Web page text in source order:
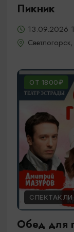
Пикник
13.09.2026
ОТ 1800₽
СПЕКТАКЛИ
Обед для